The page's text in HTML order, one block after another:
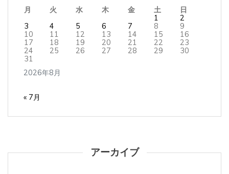
2026年8月
月 火 水 木 金 土
日
1
2
3
4 5 6 7 8
9
10
11 12 13 14 15
16
17
18 19 20 21 22
23
24
25 26 27 28 29
30
31
« 7月
アーカイブ